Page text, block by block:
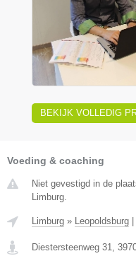
BEKIJK VOLLEDIG
Voeding & coaching
Niet gevestigd in de
Limburg.
Limburg » Leopoldsburg
Diestersteenweg 31,